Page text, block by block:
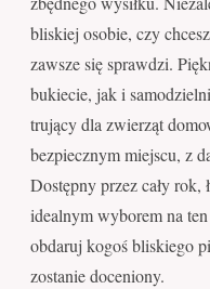
bliskiej osobie, czy
zawsze się sprawdzi.
bukiecie, jak i
trujący dla zwierząt
bezpiecznym miejscu, z
Dostępny przez cały
idealnym wyborem na
obdaruj kogoś bliskiego
zostanie doceniony.